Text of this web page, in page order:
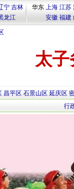
宁 吉林
龙江
华东 上海 江苏
安徽 福建
太
昌平区 石景山区 延庆区
行